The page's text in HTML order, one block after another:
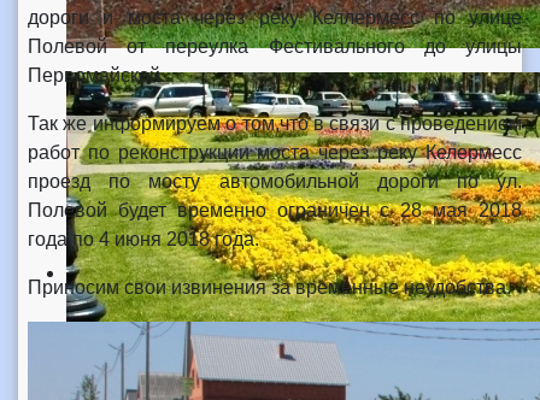
дороги и моста через реку Келлермесс по улице
Полевой от переулка Фестивального до улицы
Первомайской.
Так же информируем о том,что в связи с проведением
работ по реконструкции моста через реку Келермесс
проезд по мосту автомобильной дороги по ул.
Полевой будет временно ограничен с 28 мая 2018
года по 4 июня 2018 года.
Приносим свои извинения за временные неудобства.